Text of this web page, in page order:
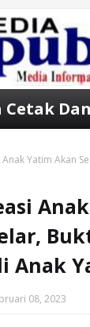
Cetak
Anak Yatim Akan
Anak
08, 2023